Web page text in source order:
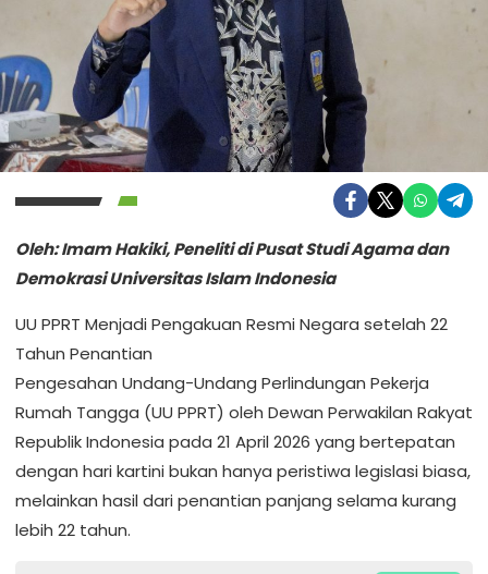
Oleh: Imam Hakiki, Peneliti di Pusat Studi Agama dan
Demokrasi Universitas Islam Indonesia
UU PPRT Menjadi Pengakuan Resmi Negara setelah 22
Tahun Penantian
Pengesahan Undang-Undang Perlindungan Pekerja
Rumah Tangga (UU PPRT) oleh Dewan Perwakilan Rakyat
Republik Indonesia pada 21 April 2026 yang bertepatan
dengan hari kartini bukan hanya peristiwa legislasi biasa,
melainkan hasil dari penantian panjang selama kurang
lebih 22 tahun.